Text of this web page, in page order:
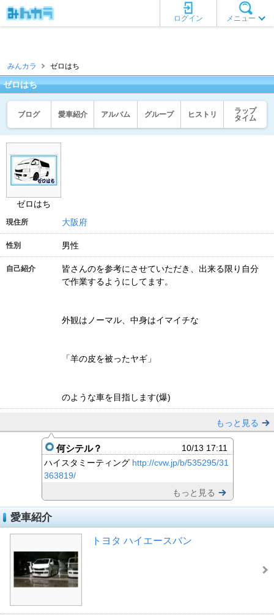
メニュー
ログイン
みんカラ ゼロはち
ゼロはち
ブログ 愛車紹介 アルバム グループ ヒストリ
ラップ
タイム
ゼロはち
現住所 大阪府
性別 男性
自己紹介
皆さんのを参考にさせていただき、出来る限り自分
で作業するようにしてます。
外観はノーマル、中身はイマイチな
「羊の皮を被ったヤギ」
のような車を目指します(爆)
もっと見る
何シテル？
10/13 17:11
ハイスタミーティング http://cvw.jp/b/535295/31
363819/
もっと見る
愛車紹介
トヨタ ハイエースバン